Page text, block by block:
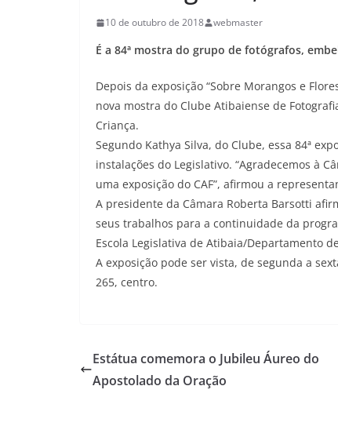
10 de outubro de 2018 webmaster
É a 84ª mostra do grupo de fotógrafos,
Depois da exposição “Sobre Morangos e
nova mostra do Clube Atibaiense de
Criança.
Segundo Kathya Silva, do Clube, essa 84ª
instalações do Legislativo. “Agradecemos à
uma exposição do CAF”, afirmou a
A presidente da Câmara Roberta Barsotti
seus trabalhos para a continuidade da
Escola Legislativa de Atibaia/Departamento
A exposição pode ser vista, de segunda a
265, centro.
Estátua comemora o Jubileu Áureo do
Apostolado da Oração